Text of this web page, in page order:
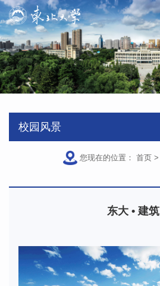
校园风景
您现在的位置： 首页 >
东大 • 建筑
原图